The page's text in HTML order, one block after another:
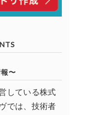
〜
している株式
では、技術者